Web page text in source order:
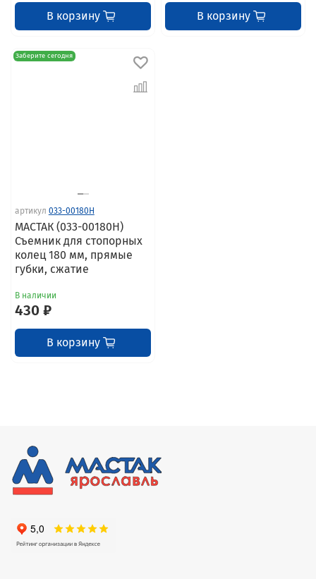
В корзину В корзину
Заберите сегодня
артикул 033-00180H
МАСТАК (033-00180H)
Съемник для стопорных
колец 180 мм, прямые
губки, сжатие
В наличии
430 ₽
В корзину